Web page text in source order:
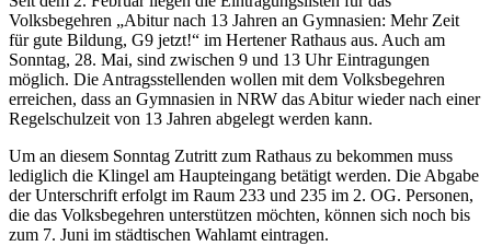
Volksbegehren „Abitur nach 13 Jahren an Gymnasien: Mehr Zeit
für gute Bildung, G9 jetzt!“ im Hertener Rathaus aus. Auch am
Sonntag, 28. Mai, sind zwischen 9 und 13 Uhr Eintragungen
möglich. Die Antragsstellenden wollen mit dem Volksbegehren
erreichen, dass an Gymnasien in NRW das Abitur wieder nach einer
Regelschulzeit von 13 Jahren abgelegt werden kann.
Um an diesem Sonntag Zutritt zum Rathaus zu bekommen muss
lediglich die Klingel am Haupteingang betätigt werden. Die Abgabe
der Unterschrift erfolgt im Raum 233 und 235 im 2. OG. Personen,
die das Volksbegehren unterstützen möchten, können sich noch bis
zum 7. Juni im städtischen Wahlamt eintragen.